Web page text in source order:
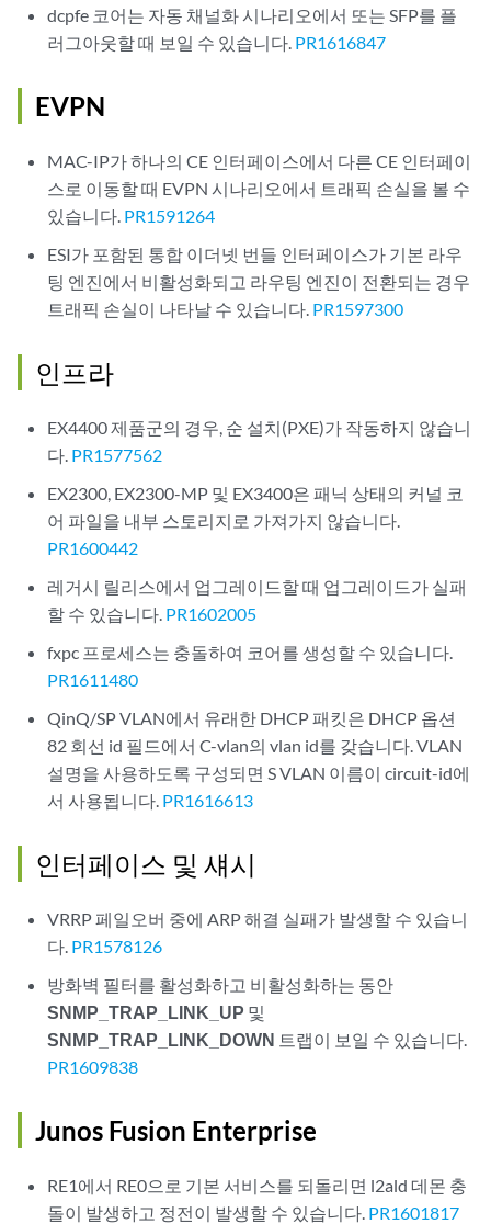
dcpfe 코어는 자동 채널화 시나리오에서 또는 SFP를 플
러그아웃할 때 보일 수 있습니다. PR1616847
EVPN
MAC-IP가 하나의 CE 인터페이스에서 다른 CE 인터페이
스로 이동할 때 EVPN 시나리오에서 트래픽 손실을 볼 수
있습니다. PR1591264
ESI가 포함된 통합 이더넷 번들 인터페이스가 기본 라우
팅 엔진에서 비활성화되고 라우팅 엔진이 전환되는 경우
트래픽 손실이 나타날 수 있습니다. PR1597300
인프라
EX4400 제품군의 경우, 순 설치(PXE)가 작동하지 않습니
다. PR1577562
EX2300, EX2300-MP 및 EX3400은 패닉 상태의 커널 코
어 파일을 내부 스토리지로 가져가지 않습니다.
PR1600442
레거시 릴리스에서 업그레이드할 때 업그레이드가 실패
할 수 있습니다. PR1602005
fxpc 프로세스는 충돌하여 코어를 생성할 수 있습니다.
PR1611480
QinQ/SP VLAN에서 유래한 DHCP 패킷은 DHCP 옵션
82 회선 id 필드에서 C-vlan의 vlan id를 갖습니다. VLAN
설명을 사용하도록 구성되면 S VLAN 이름이 circuit-id에
서 사용됩니다. PR1616613
인터페이스 및 섀시
VRRP 페일오버 중에 ARP 해결 실패가 발생할 수 있습니
다. PR1578126
방화벽 필터를 활성화하고 비활성화하는 동안
SNMP_TRAP_LINK_UP 및
SNMP_TRAP_LINK_DOWN 트랩이 보일 수 있습니다.
PR1609838
Junos Fusion Enterprise
RE1에서 RE0으로 기본 서비스를 되돌리면 l2ald 데몬 충
돌이 발생하고 정전이 발생할 수 있습니다. PR1601817